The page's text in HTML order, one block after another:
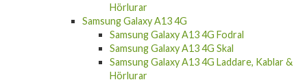
Hörlurar
Samsung Galaxy A13 4G
Samsung Galaxy A13 4G Fodral
Samsung Galaxy A13 4G Skal
Samsung Galaxy A13 4G Laddare, Kablar &
Hörlurar